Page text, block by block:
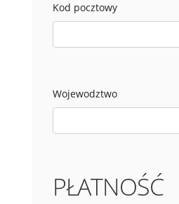
Kod pocztowy
Wojewodztwo
PŁATNOŚĆ